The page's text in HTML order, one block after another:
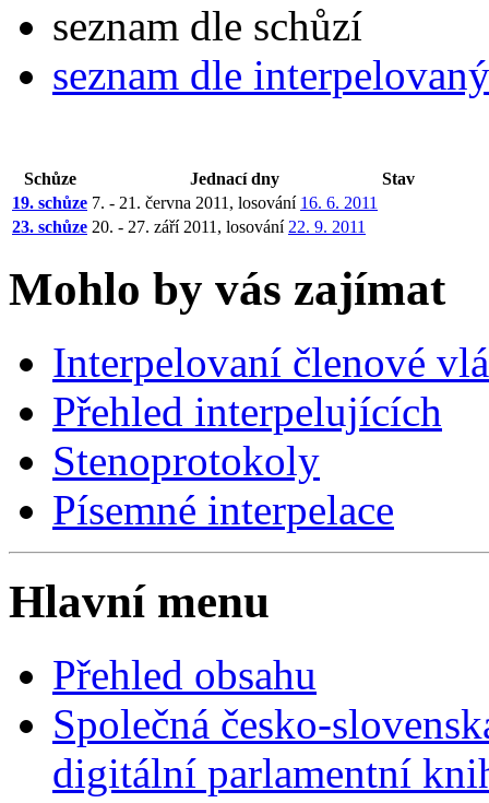
seznam dle schůzí
seznam dle
Schůze Jednací dny
Stav
19. schůze 7. - 21. června 2011, losování 16. 6. 2011
23. schůze 20. - 27. září 2011, losování 22. 9. 2011
Mohlo by vás zajímat
Interpelovaní členové
Přehled interpelujících
Stenoprotokoly
Písemné interpelace
Hlavní menu
Přehled obsahu
Společná česko-
digitální parlamentní